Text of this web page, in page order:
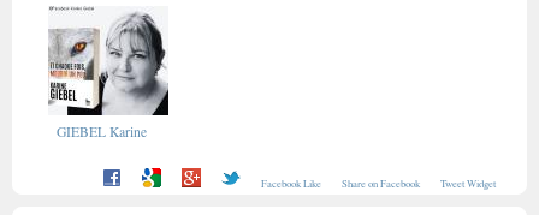
GIEBEL Karine
Facebook Like Share on Facebook Tweet Widget